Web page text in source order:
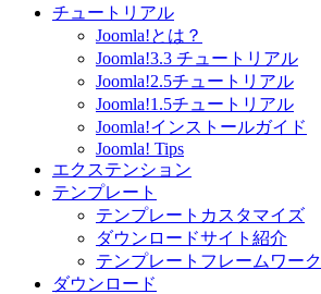
チュートリアル
Joomla!とは？
Joomla!3.3 チュートリアル
Joomla!2.5チュートリアル
Joomla!1.5チュートリアル
Joomla!インストールガイド
Joomla! Tips
エクステンション
テンプレート
テンプレートカスタマイズ
ダウンロードサイト紹介
テンプレートフレームワーク
ダウンロード